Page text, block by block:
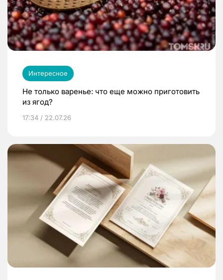
Интересное
Не только варенье: что еще можно приготовить
из ягод?
17:34 / 22.07.26